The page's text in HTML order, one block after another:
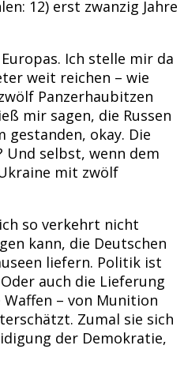
12) erst zwanzig Jahre
Ich stelle mir da
weit reichen – wie
Panzerhaubitzen
mir sagen, die Russen
gestanden, okay. Die
Und selbst, wenn dem
mit zwölf
so verkehrt nicht
kann, die Deutschen
liefern. Politik ist
auch die Lieferung
– von Munition
Zumal sie sich
der Demokratie,